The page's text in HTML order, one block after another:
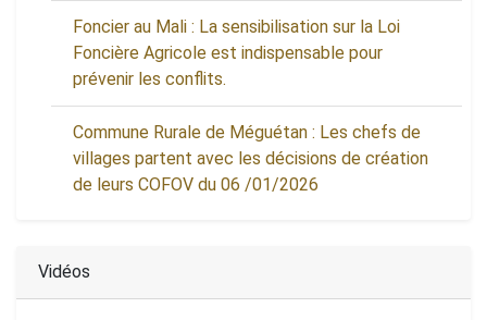
Foncier au Mali : La sensibilisation sur la Loi
Foncière Agricole est indispensable pour
prévenir les conflits.
Commune Rurale de Méguétan : Les chefs de
villages partent avec les décisions de création
de leurs COFOV du 06 /01/2026
Vidéos